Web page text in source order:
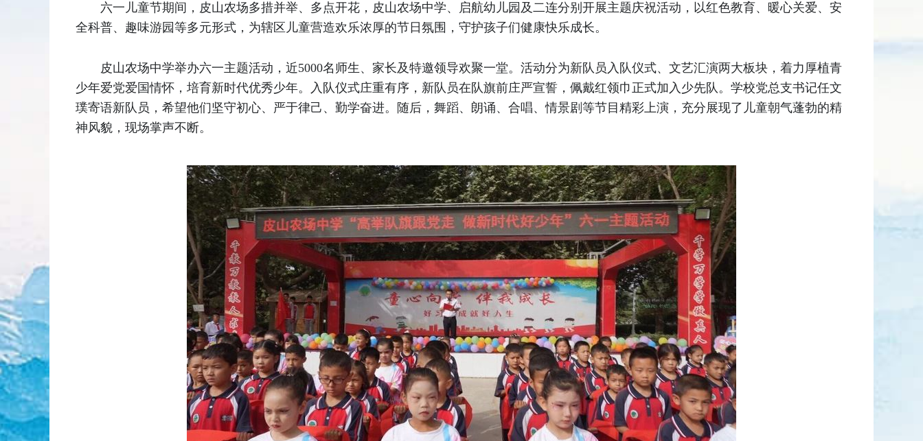
六一儿童节期间，皮山农场多措并举、多点开花，皮山农场中学、启航幼儿园及二连分别开展主题庆祝活动，以红色教育、暖心关爱、安
全科普、趣味游园等多元形式，为辖区儿童营造欢乐浓厚的节日氛围，守护孩子们健康快乐成长。
皮山农场中学举办六一主题活动，近5000名师生、家长及特邀领导欢聚一堂。活动分为新队员入队仪式、文艺汇演两大板块，着力厚植青
少年爱党爱国情怀，培育新时代优秀少年。入队仪式庄重有序，新队员在队旗前庄严宣誓，佩戴红领巾正式加入少先队。学校党总支书记任文
璞寄语新队员，希望他们坚守初心、严于律己、勤学奋进。随后，舞蹈、朗诵、合唱、情景剧等节目精彩上演，充分展现了儿童朝气蓬勃的精
神风貌，现场掌声不断。